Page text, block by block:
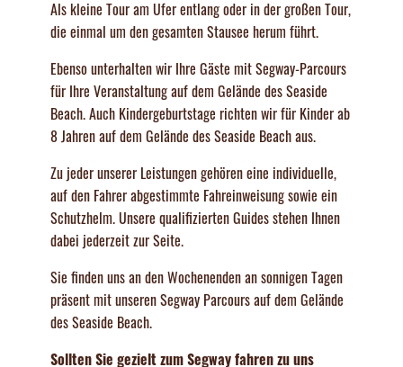
Als kleine Tour am Ufer entlang oder in der großen Tour,
die einmal um den gesamten Stausee herum führt.
Ebenso unterhalten wir Ihre Gäste mit Segway-Parcours
für Ihre Veranstaltung auf dem Gelände des Seaside
Beach. Auch Kindergeburtstage richten wir für Kinder ab
8 Jahren auf dem Gelände des Seaside Beach aus.
Zu jeder unserer Leistungen gehören eine individuelle,
auf den Fahrer abgestimmte Fahreinweisung sowie ein
Schutzhelm. Unsere qualifizierten Guides stehen Ihnen
dabei jederzeit zur Seite.
Sie finden uns an den Wochenenden an sonnigen Tagen
präsent mit unseren Segway Parcours auf dem Gelände
des Seaside Beach.
Sollten Sie gezielt zum Segway fahren zu uns